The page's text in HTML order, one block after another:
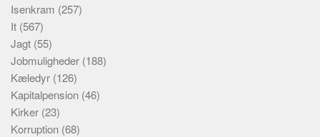
Isenkram (257)
It (567)
Jagt (55)
Jobmuligheder (188)
Kæledyr (126)
Kapitalpension (46)
Kirker (23)
Korruption (68)